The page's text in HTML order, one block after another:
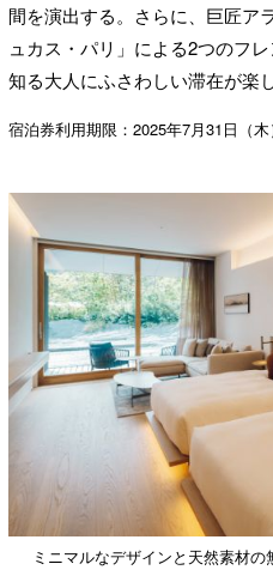
間を演出する。さらに、巨匠ア
ュカス・パリ」による2つのフ
知る大人にふさわしい滞在が楽し
宿泊券利用期限：2025年7月31日（
ミニマルなデザインと天然素材